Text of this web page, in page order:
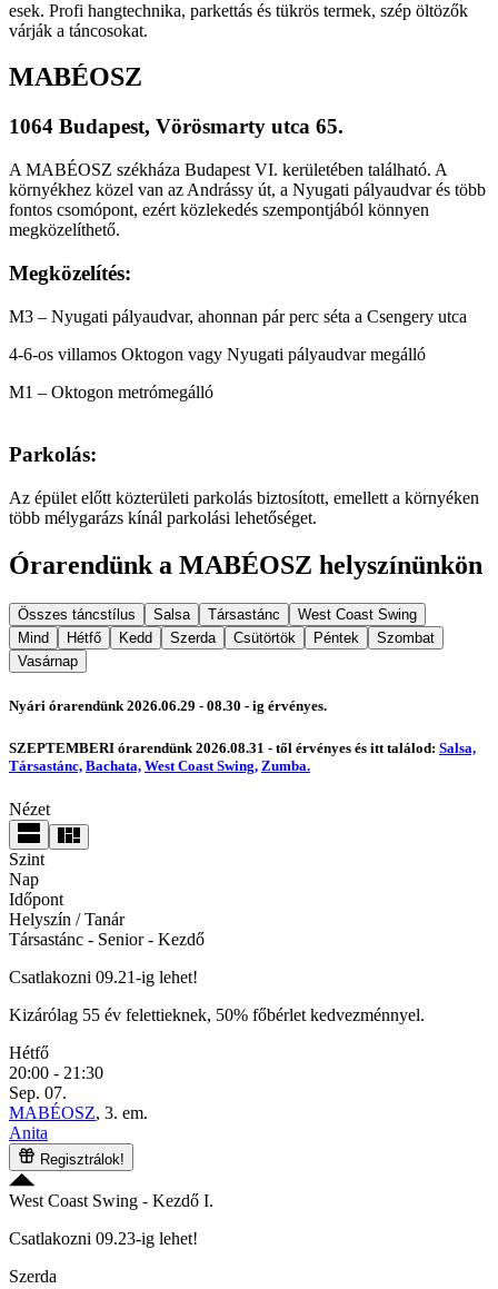
esek. Profi hangtechnika, parkettás és tükrös termek, szép öltözők
várják a táncosokat.
MABÉOSZ
1064 Budapest, Vörösmarty utca 65.
A MABÉOSZ székháza Budapest VI. kerületében található. A
környékhez közel van az Andrássy út, a Nyugati pályaudvar és több
fontos csomópont, ezért közlekedés szempontjából könnyen
megközelíthető.
Megközelítés:
M3 – Nyugati pályaudvar, ahonnan pár perc séta a Csengery utca
4-6-os villamos Oktogon vagy Nyugati pályaudvar megálló
M1 – Oktogon metrómegálló
Parkolás:
Az épület előtt közterületi parkolás biztosított, emellett a környéken
több mélygarázs kínál parkolási lehetőséget.
Órarendünk a MABÉOSZ helyszínünkön
Összes táncstílus Salsa Társastánc
West Coast Swing
Mind
Hétfő Kedd Szerda Csütörtök Péntek
Szombat
Vasárnap
Nyári órarendünk 2026.06.29 - 08.30 - ig érvényes.
SZEPTEMBERI órarendünk 2026.08.31 - től érvényes és itt találod: Salsa,
Társastánc, Bachata, West Coast Swing, Zumba.
Nézet
Szint
Nap
Időpont
Helyszín / Tanár
Társastánc - Senior - Kezdő
Csatlakozni 09.21-ig lehet!
Kizárólag 55 év felettieknek, 50% főbérlet kedvezménnyel.
Hétfő
20:00 - 21:30
Sep. 07.
MABÉOSZ, 3. em.
Anita
Regisztrálok!
West Coast Swing - Kezdő I.
Csatlakozni 09.23-ig lehet!
Szerda